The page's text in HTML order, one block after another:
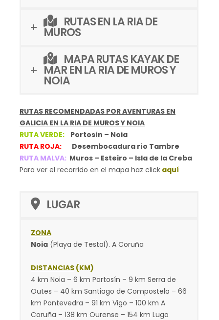
RUTAS EN LA RIA DE
MUROS
MAPA RUTAS KAYAK DE
MAR EN LA RIA DE MUROS Y
NOIA
RUTAS RECOMENDADAS POR AVENTURAS EN
GALICIA EN LA RIA DE MUROS Y NOIA
RUTA VERDE:
Portosín – Noia
RUTA ROJA: Desembocadura río Tambre
RUTA MALVA: Muros – Esteiro – Isla de la Creba
Para ver el recorrido en el mapa haz click aquí
LUGAR
ZONA
Noia (Playa de Testal). A Coruña
DISTANCIAS (KM)
4 km Noia – 6 km Portosín – 9 km Serra de
Outes – 40 km Santiago de Compostela – 66
km Pontevedra – 91 km Vigo – 100 km A
Coruña – 138 km Ourense – 154 km Lugo